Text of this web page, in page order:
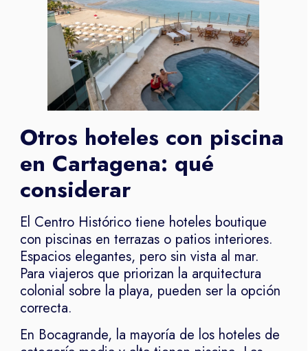
Otros hoteles con piscina
en Cartagena: qué
considerar
El Centro Histórico tiene hoteles boutique
con piscinas en terrazas o patios interiores.
Espacios elegantes, pero sin vista al mar.
Para viajeros que priorizan la arquitectura
colonial sobre la playa, pueden ser la opción
correcta.
En Bocagrande, la mayoría de los hoteles de